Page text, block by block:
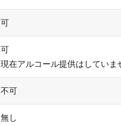
可
可
現在アルコール提供はしていま
不可
無し